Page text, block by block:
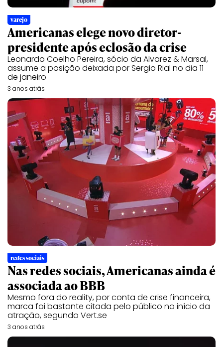
varejo
Americanas elege novo diretor-
presidente após eclosão da crise
Leonardo Coelho Pereira, sócio da Alvarez & Marsal,
assume a posição deixada por Sergio Rial no dia 11
de janeiro
3 anos atrás
redes sociais
Nas redes sociais, Americanas ainda é
associada ao BBB
Mesmo fora do reality, por conta de crise financeira,
marca foi bastante citada pelo público no início da
atração, segundo Vert.se
3 anos atrás